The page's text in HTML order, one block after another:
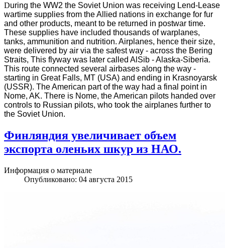
During the WW2 the Soviet Union was receiving Lend-Lease
wartime supplies from the Allied nations in exchange for fur
and other products, meant to be returned in postwar time.
These supplies have included thousands of warplanes,
tanks, ammunition and nutrition. Airplanes, hence their size,
were delivered by air via the safest way - across the Bering
Straits, This flyway was later called AlSib - Alaska-Siberia.
This route connected several airbases along the way -
starting in Great Falls, MT (USA) and ending in Krasnoyarsk
(USSR). The American part of the way had a final point in
Nome, AK. There is Nome, the American pilots handed over
controls to Russian pilots, who took the airplanes further to
the Soviet Union.
Финляндия увеличивает объем
экспорта оленьих шкур из НАО.
Информация о материале
Опубликовано: 04 августа 2015